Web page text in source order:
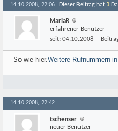
14.10.2008, 22:06 Dieser Beitrag hat 1
MariaR
erfahrener Benutzer
seit: 04.10.2008
So wie hier.Weitere Rufnummern
14.10.2008, 22:42
tschenser
neuer Benutzer